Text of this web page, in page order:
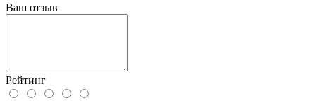
Ваш отзыв
Рейтинг